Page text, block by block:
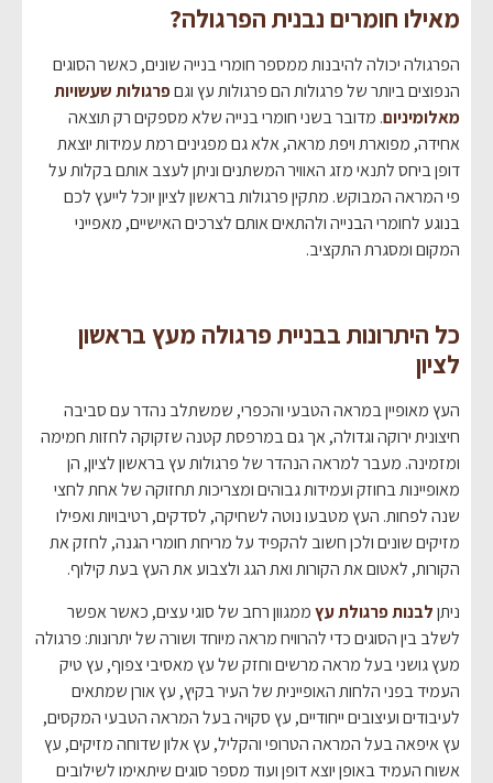
מאילו חומרים נבנית הפרגולה?
הפרגולה יכולה להיבנות ממספר חומרי בנייה שונים, כאשר הסוגים
הנפוצים ביותר של פרגולות הם פרגולות עץ וגםפרגולות שעשויות
מאלומיניום. מדובר בשני חומרי בנייה שלא מספקים רק תוצאה
אחידה, מפוארת ויפת מראה, אלא גם מפגינים רמת עמידות יוצאת
דופן ביחס לתנאי מזג האוויר המשתנים וניתן לעצב אותם בקלות על
פי המראה המבוקש. מתקין פרגולות בראשון לציון יוכל לייעץ לכם
בנוגע לחומרי הבנייה ולהתאים אותם לצרכים האישיים, מאפייני
המקום ומסגרת התקציב.
כל היתרונות בבניית פרגולה מעץ בראשון
לציון
העץ מאופיין במראה הטבעי והכפרי, שמשתלב נהדר עם סביבה
חיצונית ירוקה וגדולה, אך גם במרפסת קטנה שזקוקה לחזות חמימה
ומזמינה. מעבר למראה הנהדר של פרגולות עץ בראשון לציון, הן
מאופיינות בחוזק ועמידות גבוהים ומצריכות תחזוקה של אחת לחצי
שנה לפחות. העץ מטבעו נוטה לשחיקה, לסדקים, רטיבויות ואפילו
מזיקים שונים ולכן חשוב להקפיד על מריחת חומרי הגנה, לחזק את
הקורות, לאטום את הקורות ואת הגג ולצבוע את העץ בעת קילוף.
ניתןלבנות פרגולת עץממגוון רחב של סוגי עצים, כאשר אפשר
לשלב בין הסוגים כדי להרוויח מראה מיוחד ושורה של יתרונות: פרגולה
מעץ גושני בעל מראה מרשים וחזק של עץ מאסיבי צפוף, עץ טיק
העמיד בפני הלחות האופיינית של העיר בקיץ, עץ אורן שמתאים
לעיבודים ועיצובים ייחודיים, עץ סקויה בעל המראה הטבעי המקסים,
עץ איפאה בעל המראה הטרופי והקליל, עץ אלון שדוחה מזיקים, עץ
אשוח העמיד באופן יוצא דופן ועוד מספר סוגים שיתאימו לשילובים